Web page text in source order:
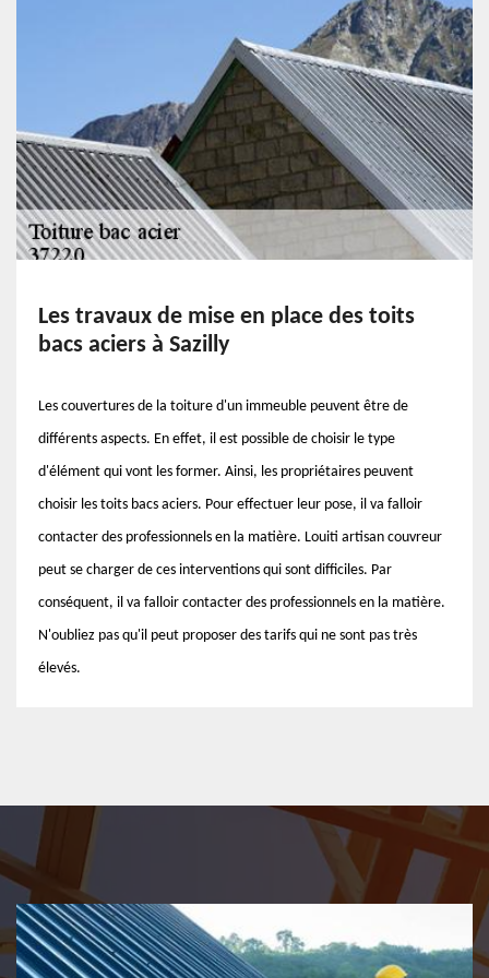
Les travaux de mise en place des toits
bacs aciers à Sazilly
Les couvertures de la toiture d'un immeuble peuvent être de
différents aspects. En effet, il est possible de choisir le type
d'élément qui vont les former. Ainsi, les propriétaires peuvent
choisir les toits bacs aciers. Pour effectuer leur pose, il va falloir
contacter des professionnels en la matière. Louiti artisan couvreur
peut se charger de ces interventions qui sont difficiles. Par
conséquent, il va falloir contacter des professionnels en la matière.
N'oubliez pas qu'il peut proposer des tarifs qui ne sont pas très
élevés.